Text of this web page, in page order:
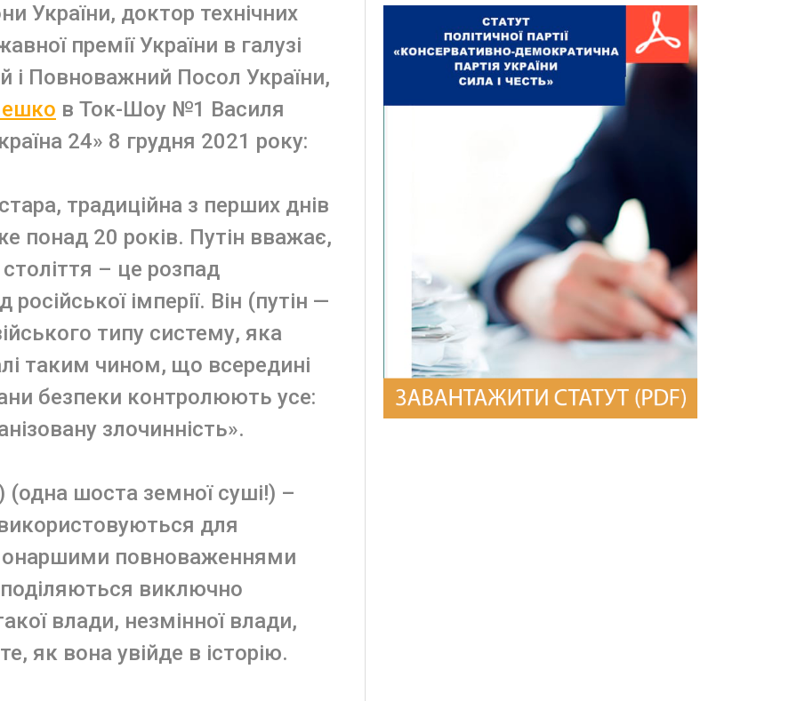
України, доктор технічних
премії України в галузі
і Повноважний Посол України,
в Ток-Шоу №1 Василя
24» 8 грудня 2021 року:
традиційна з перших днів
понад 20 років. Путін вважає,
– це розпад
імперії. Він (путін —
типу систему, яка
таким чином, що всередині
безпеки контролюють усе:
злочинність».
(одна шоста земної суші!) –
використовуються для
повноваженнями
виключно
влади, незмінної влади,
як вона увійде в історію.